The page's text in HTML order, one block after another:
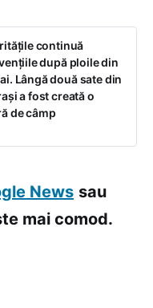
continuă
după ploile din
Lângă două sate din
a fost creată o
de câmp
News sau
mai comod.